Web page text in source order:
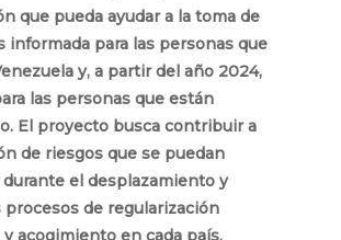
que pueda ayudar a la toma de
informada para las personas que
y, a partir del año 2024,
las personas que están
El proyecto busca contribuir a
de riesgos que se puedan
el desplazamiento y
procesos de regularización
acogimiento en cada país.